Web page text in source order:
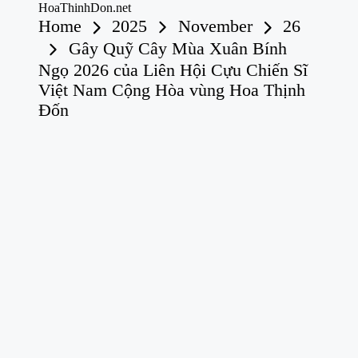
HoaThinhDon.net
Vietnamese
Events
Washington
D.C.
Metropolitan
Home 2025 November
26
Gây Quỹ Cây Mùa Xuân Bính
Ngọ 2026 của Liên Hội Cựu Chiến Sĩ
Việt Nam Cộng Hòa vùng Hoa Thịnh
Đốn